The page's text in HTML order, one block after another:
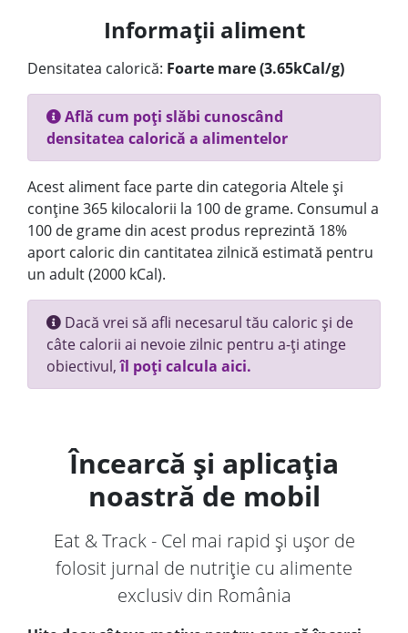
Informații aliment
Densitatea calorică: Foarte mare (3.65kCal/g)
Află cum poți slăbi cunoscând
densitatea calorică a alimentelor
Acest aliment face parte din categoria Altele și
conține 365 kilocalorii la 100 de grame. Consumul a
100 de grame din acest produs reprezintă 18%
aport caloric din cantitatea zilnică estimată pentru
un adult (2000 kCal).
Dacă vrei să afli necesarul tău caloric și de
câte calorii ai nevoie zilnic pentru a-ți atinge
obiectivul,îl poți calcula aici.
Încearcă și aplicația
noastră de mobil
Eat & Track - Cel mai rapid și ușor de
folosit jurnal de nutriție cu alimente
exclusiv din România